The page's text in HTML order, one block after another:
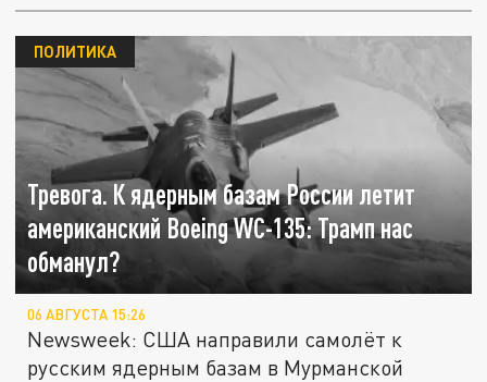
Тревога. К ядерным базам России летит
американский Boeing WC-135: Трамп нас
обманул?
ПОЛИТИКА
06 АВГУСТА 15:26
Newsweek: США направили самолёт к
русским ядерным базам в Мурманской